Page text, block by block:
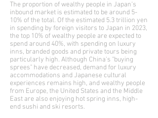
The proportion of wealthy people in Japan's
inbound market is estimated to be around 5-
10% of the total. Of the estimated 5.3 trillion yen
in spending by foreign visitors to Japan in 2023,
the top 10% of wealthy people are expected to
spend around 40%, with spending on luxury
inns, branded goods and private tours being
particularly high. Although China's "buying
sprees" have decreased, demand for luxury
accommodations and Japanese cultural
experiences remains high, and wealthy people
from Europe, the United States and the Middle
East are also enjoying hot spring inns, high-
end sushi and ski resorts.